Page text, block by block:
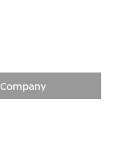
Company